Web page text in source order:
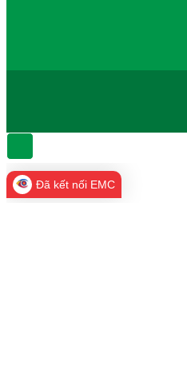
Đã kết nối EMC